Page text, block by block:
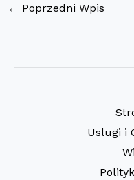
← Poprzedni Wpis
Uslugi i